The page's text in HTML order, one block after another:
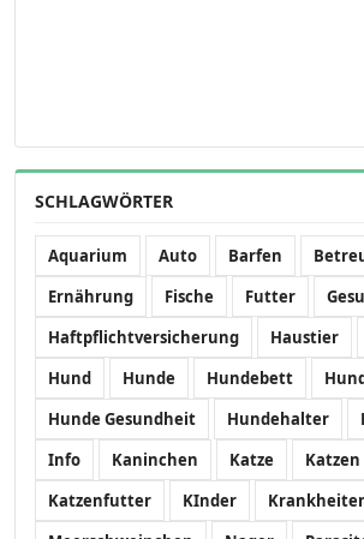
SCHLAGWÖRTER
Aquarium Auto Barfen
Ernährung
Fische Futter
Haftpflichtversicherung
Haustier
Hund
Hunde Hundebett
Hunde Gesundheit
Hundehalter
Info
Kaninchen Katze
Katzen
Katzenfutter
KInder